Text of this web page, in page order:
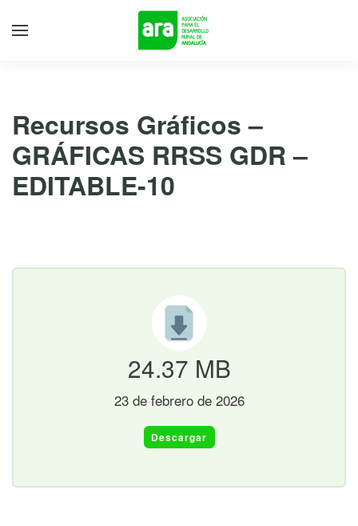
Recursos Gráficos –
GRÁFICAS RRSS GDR –
EDITABLE-10
24.37 MB
23 de febrero de 2026
Descargar